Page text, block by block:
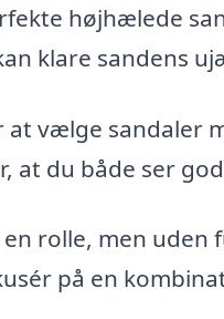
højhælede
klare sandens
at vælge sandaler
at du både ser
en rolle, men
på en